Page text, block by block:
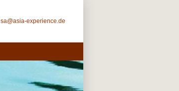
sa@asia-experience.de